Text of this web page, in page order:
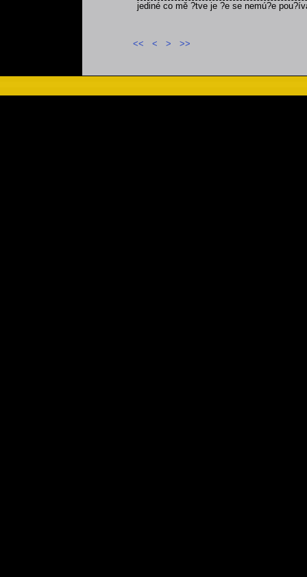
jediné co mě ?tve je ?e se nemú?e
<< < > >>